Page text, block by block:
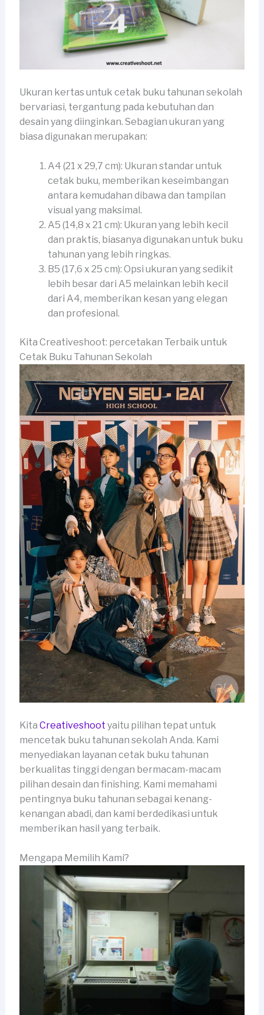
Ukuran kertas untuk cetak buku tahunan sekolah
bervariasi, tergantung pada kebutuhan dan
desain yang diinginkan. Sebagian ukuran yang
biasa digunakan merupakan:
A4 (21 x 29,7 cm): Ukuran standar untuk
cetak buku, memberikan keseimbangan
antara kemudahan dibawa dan tampilan
visual yang maksimal.
A5 (14,8 x 21 cm): Ukuran yang lebih kecil
dan praktis, biasanya digunakan untuk buku
tahunan yang lebih ringkas.
B5 (17,6 x 25 cm): Opsi ukuran yang sedikit
lebih besar dari A5 melainkan lebih kecil
dari A4, memberikan kesan yang elegan
dan profesional.
Kita Creativeshoot: percetakan Terbaik untuk
Cetak Buku Tahunan Sekolah
Kita Creativeshoot yaitu pilihan tepat untuk
mencetak buku tahunan sekolah Anda. Kami
menyediakan layanan cetak buku tahunan
berkualitas tinggi dengan bermacam-macam
pilihan desain dan finishing. Kami memahami
pentingnya buku tahunan sebagai kenang-
kenangan abadi, dan kami berdedikasi untuk
memberikan hasil yang terbaik.
Mengapa Memilih Kami?